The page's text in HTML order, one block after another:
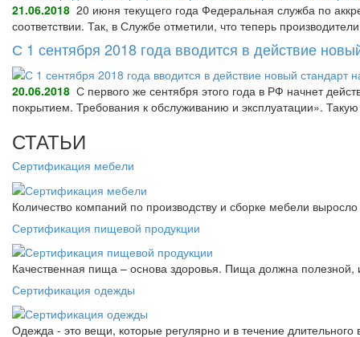
21.06.2018 20 июня текущего года Федеральная служба по
соответствии. Так, в Службе отметили, что теперь
С 1 сентября 2018 года вводится в действие
20.06.2018 С первого же сентября этого года в РФ начнет
покрытием. Требования к обслуживанию и эксплуатации».
СТАТЬИ
Сертификация мебели
Количество компаний по производству и сборке мебели
Сертификация пищевой продукции
Качественная пища – основа здоровья. Пища должна
Сертификация одежды
Одежда - это вещи, которые регулярно и в течение